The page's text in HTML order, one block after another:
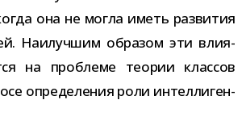
она не могла иметь раз­ви­тия
Наилучшим обра­зом эти вли­я­
на про­блеме тео­рии клас­сов
опре­де­ле­ния роли интел­ли­ген­